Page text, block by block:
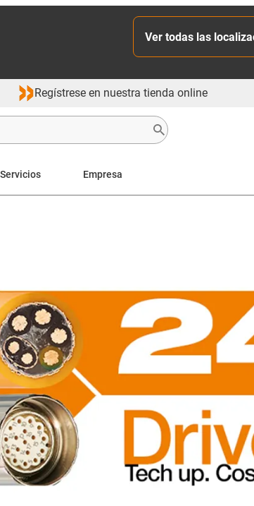
Ver todas las
Regístrese en nuestra tienda online
Servicios Empresa